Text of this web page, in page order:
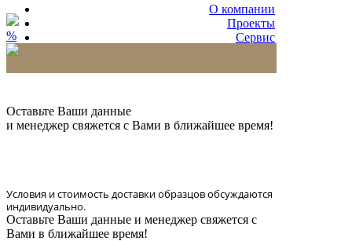
О компании
Проекты
Сервис
%
Оставьте Ваши данные
и менеджер свяжется с Вами в ближайшее время!
Условия и стоимость доставки образцов обсуждаются
индивидуально.
Оставьте Ваши данные и менеджер свяжется с
Вами в ближайшее время!